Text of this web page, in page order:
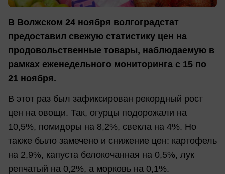
В Волжском 24 ноября волгоградстат
предоставил свежую статистику цен на
продовольственные товары, наблюдаемую в
рамках еженедельного мониторинга с 15 по
21 ноября.
В этот раз был зафиксирован рекордный рост
цен на овощи. Так, огурцы подорожали на
10,5%, помидоры на 8,2%, свекла на 4%. Но
также было замечено и снижение цен: картофель
на 2,9%, капуста белокочанная на 0,5%, лук
репчатый на 0,2%, а морковь на 0,1%.